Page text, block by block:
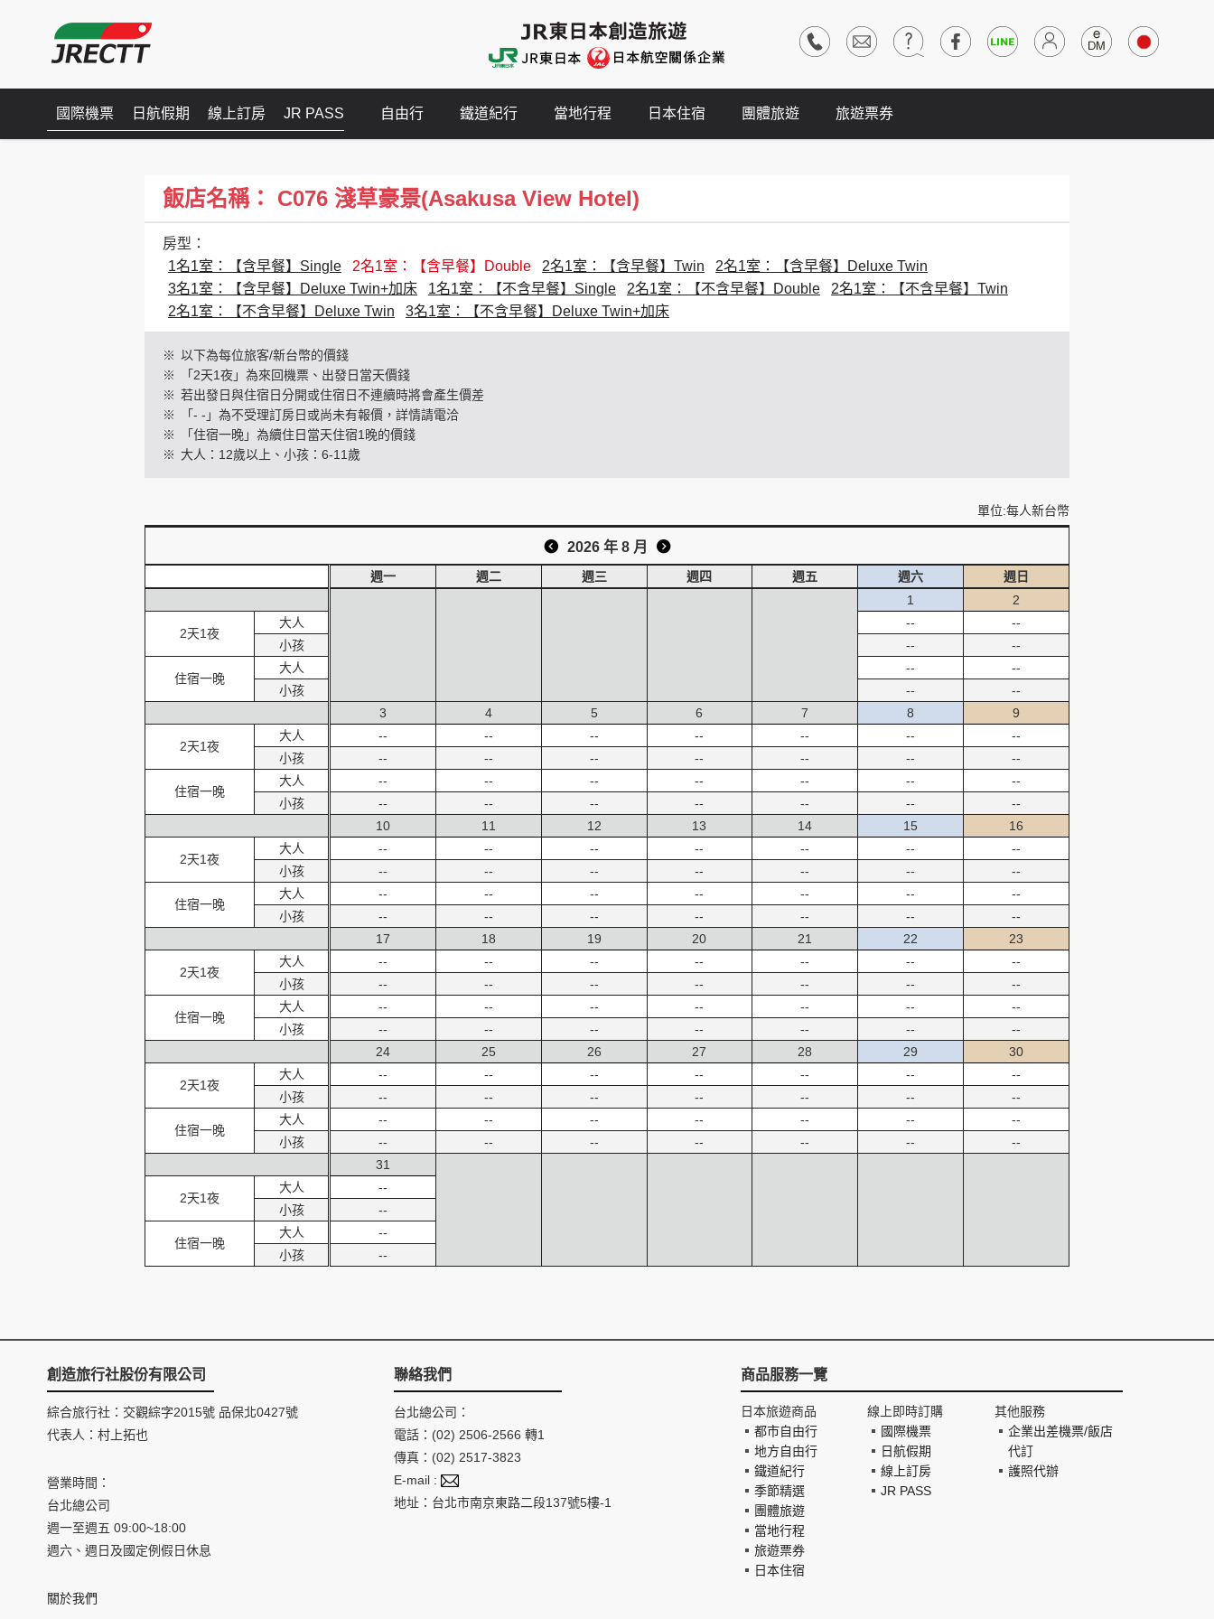
國際機票 日航假期 線上訂房 JR PASS 自由行 鐵道紀行 當地行程 日本住宿 團體旅遊 旅遊票券
飯店名稱： C076 淺草豪景(Asakusa View Hotel)
房型：
1名1室：【含早餐】Single
2名1室：【含早餐】Double 2名1室：【含早餐】Twin
2名1室：【含早餐】Deluxe Twin
3名1室：【含早餐】Deluxe Twin+加床
1名1室：【不含早餐】Single 2名1室：【不含早餐】Double
2名1室：【不含早餐】Twin
2名1室：【不含早餐】Deluxe Twin
3名1室：【不含早餐】Deluxe Twin+加床
※ 以下為每位旅客/新台幣的價錢
※
「2天1夜」為來回機票、出發日當天價錢
※ 若出發日與住宿日分開或住宿日不連續時將會產生價差
※
「- -」為不受理訂房日或尚未有報價，詳情請電洽
※
「住宿一晚」為續住日當天住宿1晚的價錢
※ 大人：12歲以上、小孩：6-11歲
單位:每人新台幣
2026 年 8 月
2天1夜
大人
小孩
住宿一晚
大人
小孩
2天1夜
大人
小孩
住宿一晚
大人
小孩
2天1夜
大人
小孩
住宿一晚
大人
小孩
2天1夜
大人
小孩
住宿一晚
大人
小孩
2天1夜
大人
小孩
住宿一晚
大人
小孩
2天1夜
大人
小孩
住宿一晚
大人
小孩
週一 週二 週三 週四 週五 週六
週日
1
--
--
--
--
2
--
--
--
--
3
--
--
--
--
4
--
--
--
--
5
--
--
--
--
6
--
--
--
--
7
--
--
--
--
8
--
--
--
--
9
--
--
--
--
10
--
--
--
--
11
--
--
--
--
12
--
--
--
--
13
--
--
--
--
14
--
--
--
--
15
--
--
--
--
16
--
--
--
--
17
--
--
--
--
18
--
--
--
--
19
--
--
--
--
20
--
--
--
--
21
--
--
--
--
22
--
--
--
--
23
--
--
--
--
24
--
--
--
--
25
--
--
--
--
26
--
--
--
--
27
--
--
--
--
28
--
--
--
--
29
--
--
--
--
30
--
--
--
--
31
--
--
--
--
創造旅行社股份有限公司
綜合旅行社：交觀綜字2015號 品保北0427號
代表人：村上拓也
營業時間：
台北總公司
週一至週五 09:00~18:00
週六、週日及國定例假日休息
關於我們
聯絡我們
台北總公司：
電話：(02) 2506-2566 轉1
傳真：(02) 2517-3823
E-mail :
地址：台北市南京東路二段137號5樓-1
商品服務一覽
日本旅遊商品
都市自由行
地方自由行
鐵道紀行
季節精選
團體旅遊
當地行程
旅遊票券
日本住宿
線上即時訂購
國際機票
日航假期
線上訂房
JR PASS
其他服務
企業出差機票/飯店
代訂
護照代辦